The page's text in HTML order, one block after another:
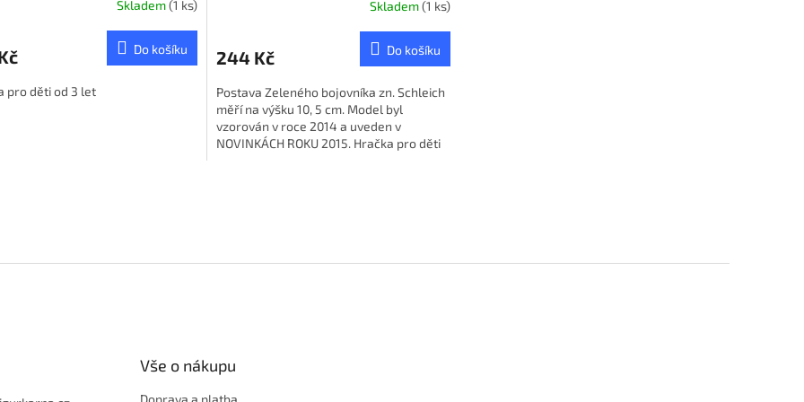
Skladem(1 ks)
Do košíku
pro děti od 3 let
Skladem(1 ks)
244 Kč Do košíku
Postava Zeleného bojovníka zn. Schleich
měří na výšku 10, 5 cm. Model byl
vzorován v roce 2014 a uveden v
NOVINKÁCH ROKU 2015. Hračka pro děti
a
Vše o nákupu